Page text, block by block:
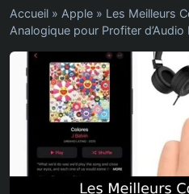
Accueil » Apple » Les Meilleurs
Analogique pour Profiter